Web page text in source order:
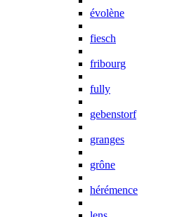
évolène
fiesch
fribourg
fully
gebenstorf
granges
grône
hérémence